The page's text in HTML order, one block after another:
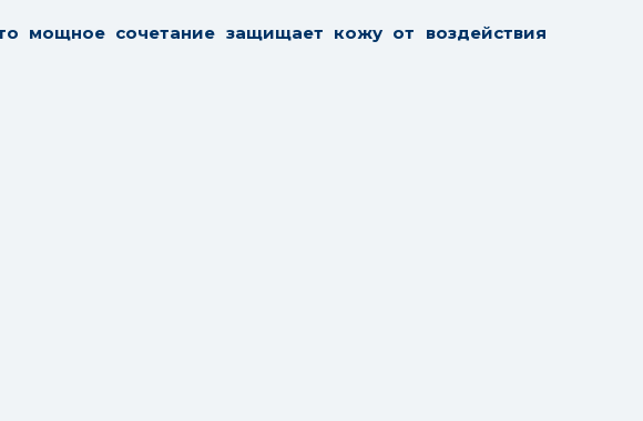
мощное сочетание защищает кожу от воздействия